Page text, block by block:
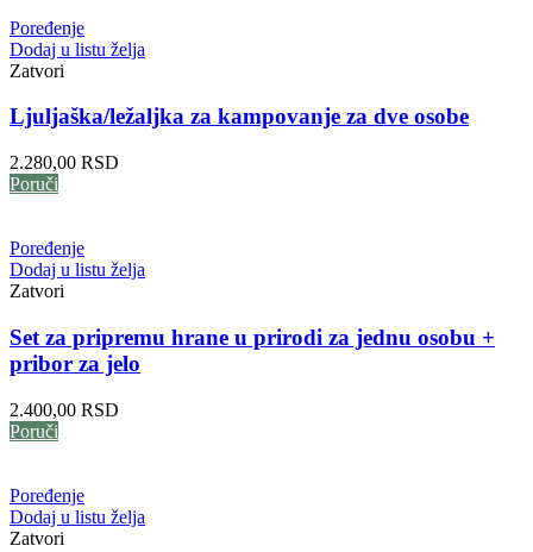
Poređenje
Dodaj u listu želja
Zatvori
Ljuljaška/ležaljka za kampovanje za dve osobe
2.280,00 RSD
Poruči
Poređenje
Dodaj u listu želja
Zatvori
Set za pripremu hrane u prirodi za jednu osobu +
pribor za jelo
2.400,00 RSD
Poruči
Poređenje
Dodaj u listu želja
Zatvori